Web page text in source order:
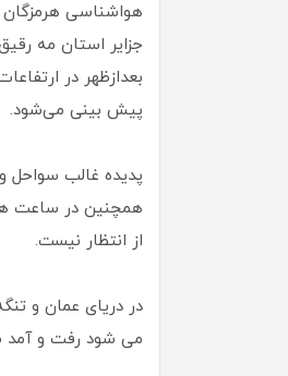
هواشناسی
جزایر استان مه
بعدازظهر در
پیش بینی می‌شود.
پدیده غالب سواحل
همچنین در ساعت
از انتظار نیست.
در دریای عمان و
می شود رفت و آمد